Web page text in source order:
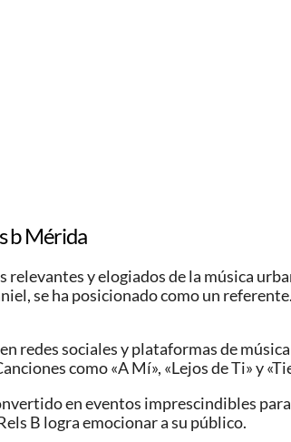
b Mérida
relevantes y elogiados de la música
se ha posicionado como un
redes sociales y plataformas de
como «A Mí», «Lejos de Ti» y
en eventos imprescindibles
B logra emocionar a su público.